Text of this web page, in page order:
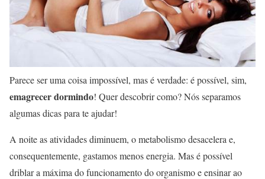
Parece ser uma coisa impossível, mas é verdade: é possível, sim,
emagrecer dormindo! Quer descobrir como? Nós separamos
algumas dicas para te ajudar!
A noite as atividades diminuem, o metabolismo desacelera e,
consequentemente, gastamos menos energia. Mas é possível
driblar a máxima do funcionamento do organismo e ensinar ao